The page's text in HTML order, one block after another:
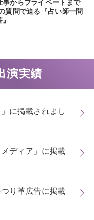
』
演実績
に掲載されまし
ディア」に掲載